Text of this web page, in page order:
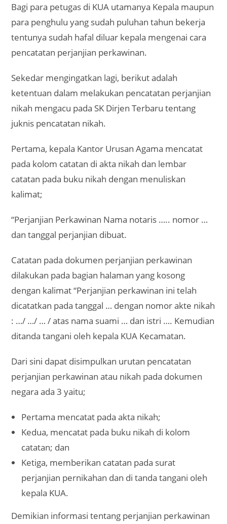
Bagi para petugas di KUA utamanya Kepala maupun
para penghulu yang sudah puluhan tahun bekerja
tentunya sudah hafal diluar kepala mengenai cara
pencatatan perjanjian perkawinan.
Sekedar mengingatkan lagi, berikut adalah
ketentuan dalam melakukan pencatatan perjanjian
nikah mengacu pada SK Dirjen Terbaru tentang
juknis pencatatan nikah.
Pertama, kepala Kantor Urusan Agama mencatat
pada kolom catatan di akta nikah dan lembar
catatan pada buku nikah dengan menuliskan
kalimat;
“Perjanjian Perkawinan Nama notaris ….. nomor …
dan tanggal perjanjian dibuat.
Catatan pada dokumen perjanjian perkawinan
dilakukan pada bagian halaman yang kosong
dengan kalimat “Perjanjian perkawinan ini telah
dicatatkan pada tanggal … dengan nomor akte nikah
: …/ …/ … / atas nama suami … dan istri …. Kemudian
ditanda tangani oleh kepala KUA Kecamatan.
Dari sini dapat disimpulkan urutan pencatatan
perjanjian perkawinan atau nikah pada dokumen
negara ada 3 yaitu;
Pertama mencatat pada akta nikah;
Kedua, mencatat pada buku nikah di kolom
catatan; dan
Ketiga, memberikan catatan pada surat
perjanjian pernikahan dan di tanda tangani oleh
kepala KUA.
Demikian informasi tentang perjanjian perkawinan